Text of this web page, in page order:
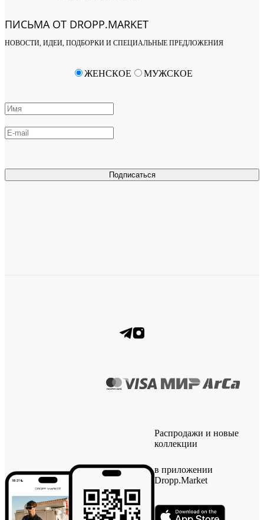
ПИСЬМА ОТ DROPP.MARKET
НОВОСТИ, ИДЕИ, ПОДБОРКИ И СПЕЦИАЛЬНЫЕ ПРЕДЛОЖЕНИЯ
Подписаться
ЖЕНСКОЕ МУЖСКОЕ
Распродажи и новые
коллекции
в приложении
Dropp.Market